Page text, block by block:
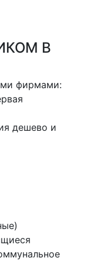
В
фирмами:
дешево и